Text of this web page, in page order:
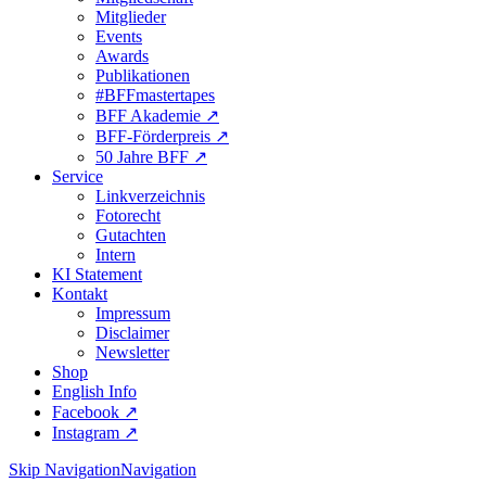
Mitglieder
Events
Awards
Publikationen
#BFFmastertapes
BFF Akademie ↗︎
BFF-Förderpreis ↗︎
50 Jahre BFF ↗︎
Service
Linkverzeichnis
Fotorecht
Gutachten
Intern
KI Statement
Kontakt
Impressum
Disclaimer
Newsletter
Shop
English Info
Facebook ↗︎
Instagram ↗︎
Skip NavigationNavigation